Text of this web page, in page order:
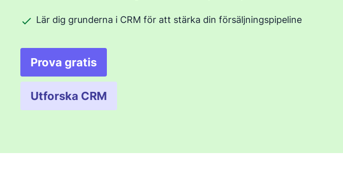
Lär dig grunderna i CRM för att stärka din försäljningspipeline
Prova gratis
Öppnas i ett nytt fönster
Utforska CRM
Öppnas i ett nytt fönster